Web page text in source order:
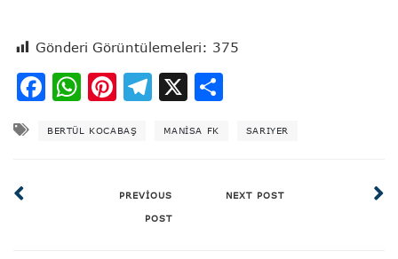
Gönderi Görüntülemeleri: 375
Facebook
WhatsApp
Pinterest
Telegram
X
BERTÜL KOCABAŞ MANISA FK SARIYER
PREVIOUS
POST
NEXT POST